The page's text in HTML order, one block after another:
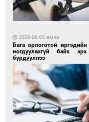
Зургаан цагаан
өдөр
11 цагийн өмнө өмнө
Бороо орохгүй, өдөртөө
байна
2026-08-03 өмнө
Бага орлоготой
ногдуулахгүй байх
бүрдүүллээ